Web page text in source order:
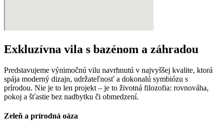
Exkluzívna vila s bazénom a záhradou
Predstavujeme výnimočnú vilu navrhnutú v najvyššej kvalite, ktorá
spája moderný dizajn, udržateľnosť a dokonalú symbiózu s
prírodou. Nie je to len projekt – je to životná filozofia: rovnováha,
pokoj a šťastie bez nadbytku či obmedzení.
Zeleň a prírodná oáza